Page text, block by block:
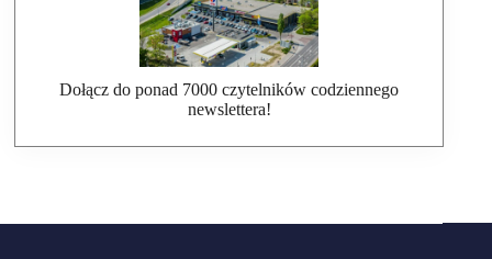
Dołącz do ponad 7000 czytelników codziennego
newslettera!